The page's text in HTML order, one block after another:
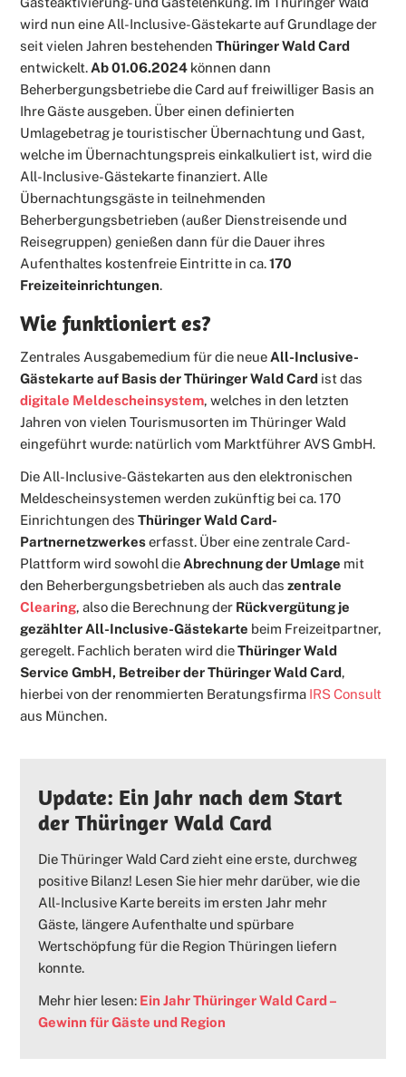
wird nun eine All-Inclusive-Gästekarte auf Grundlage der
seit vielen Jahren bestehendenThüringer Wald Card
entwickelt. Ab 01.06.2024 können dann
Beherbergungsbetriebe die Card auf freiwilliger Basis an
Ihre Gäste ausgeben. Über einen definierten
Umlagebetrag je touristischer Übernachtung und Gast,
welche im Übernachtungspreis einkalkuliert ist, wird die
All-Inclusive-Gästekarte finanziert. Alle
Übernachtungsgäste in teilnehmenden
Beherbergungsbetrieben (außer Dienstreisende und
Reisegruppen) genießen dann für die Dauer ihres
Aufenthaltes kostenfreie Eintritte in ca.170
Freizeiteinrichtungen.
Wie funktioniert es?
Zentrales Ausgabemedium für die neue All-Inclusive-
Gästekarte auf Basis der Thüringer Wald Card ist das
digitale Meldescheinsystem, welches in den letzten
Jahren von vielen Tourismusorten im Thüringer Wald
eingeführt wurde: natürlich vom Marktführer AVS GmbH.
Die All-Inclusive-Gästekarten aus den elektronischen
Meldescheinsystemen werden zukünftig bei ca. 170
Einrichtungen desThüringer Wald Card-
Partnernetzwerkeserfasst. Über eine zentrale Card-
Plattform wird sowohl die Abrechnung der Umlage mit
den Beherbergungsbetrieben als auch daszentrale
Clearing, also die Berechnung der Rückvergütung je
gezählter All-Inclusive-Gästekarte beim Freizeitpartner,
geregelt. Fachlich beraten wird dieThüringer Wald
Service GmbH, Betreiber der Thüringer Wald Card,
hierbei von der renommierten Beratungsfirma IRS Consult
aus München.
Update: Ein Jahr nach dem Start
der Thüringer Wald Card
Die Thüringer Wald Card zieht eine erste, durchweg
positive Bilanz! Lesen Sie hier mehr darüber, wie die
All-Inclusive Karte bereits im ersten Jahr mehr
Gäste, längere Aufenthalte und spürbare
Wertschöpfung für die Region Thüringen liefern
konnte.
Mehr hier lesen: Ein Jahr Thüringer Wald Card –
Gewinn für Gäste und Region